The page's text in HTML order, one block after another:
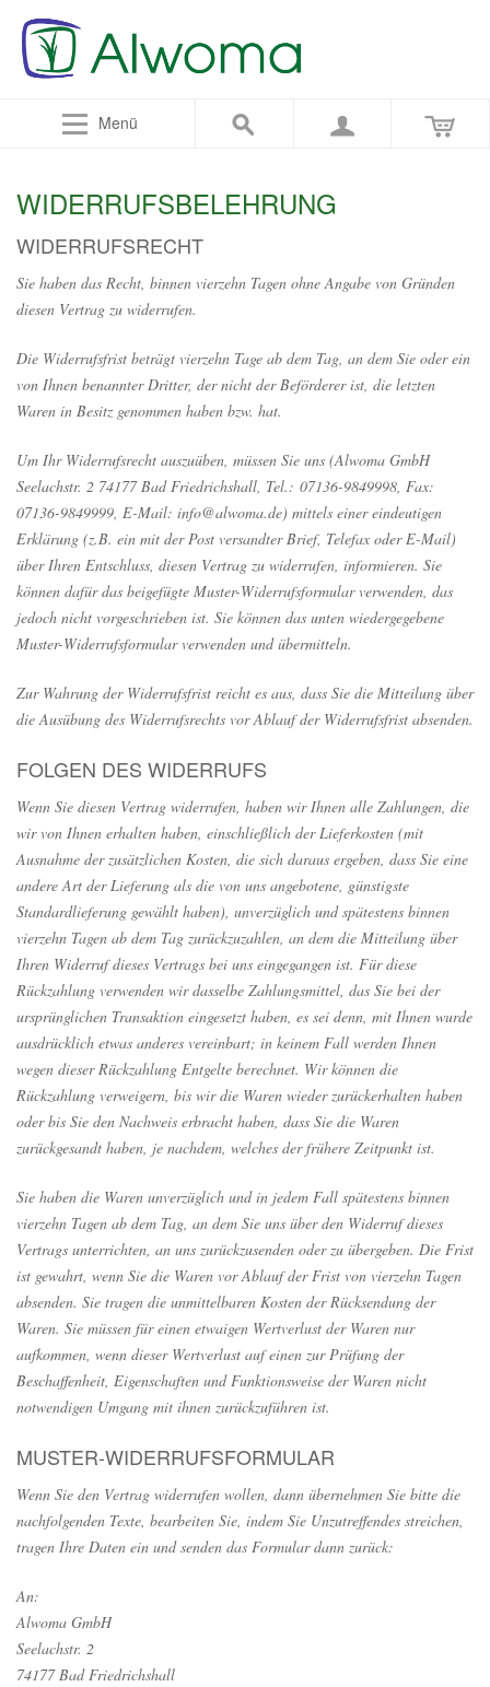
Menü
WIDERRUFSBELEHRUNG
WIDERRUFSRECHT
Sie haben das Recht, binnen vierzehn Tagen ohne Angabe von Gründen
diesen Vertrag zu widerrufen.
Die Widerrufsfrist beträgt vierzehn Tage ab dem Tag, an dem Sie oder ein
von Ihnen benannter Dritter, der nicht der Beförderer ist, die letzten
Waren in Besitz genommen haben bzw. hat.
Um Ihr Widerrufsrecht auszuüben, müssen Sie uns (Alwoma GmbH
Seelachstr. 2 74177 Bad Friedrichshall, Tel.: 07136-9849998, Fax:
07136-9849999, E-Mail: info@alwoma.de) mittels einer eindeutigen
Erklärung (z.B. ein mit der Post versandter Brief, Telefax oder E-Mail)
über Ihren Entschluss, diesen Vertrag zu widerrufen, informieren. Sie
können dafür das beigefügte Muster-Widerrufsformular verwenden, das
jedoch nicht vorgeschrieben ist. Sie können das unten wiedergegebene
Muster-Widerrufsformular verwenden und übermitteln.
Zur Wahrung der Widerrufsfrist reicht es aus, dass Sie die Mitteilung über
die Ausübung des Widerrufsrechts vor Ablauf der Widerrufsfrist absenden.
FOLGEN DES WIDERRUFS
Wenn Sie diesen Vertrag widerrufen, haben wir Ihnen alle Zahlungen, die
wir von Ihnen erhalten haben, einschließlich der Lieferkosten (mit
Ausnahme der zusätzlichen Kosten, die sich daraus ergeben, dass Sie eine
andere Art der Lieferung als die von uns angebotene, günstigste
Standardlieferung gewählt haben), unverzüglich und spätestens binnen
vierzehn Tagen ab dem Tag zurückzuzahlen, an dem die Mitteilung über
Ihren Widerruf dieses Vertrags bei uns eingegangen ist. Für diese
Rückzahlung verwenden wir dasselbe Zahlungsmittel, das Sie bei der
ursprünglichen Transaktion eingesetzt haben, es sei denn, mit Ihnen wurde
ausdrücklich etwas anderes vereinbart; in keinem Fall werden Ihnen
wegen dieser Rückzahlung Entgelte berechnet. Wir können die
Rückzahlung verweigern, bis wir die Waren wieder zurückerhalten haben
oder bis Sie den Nachweis erbracht haben, dass Sie die Waren
zurückgesandt haben, je nachdem, welches der frühere Zeitpunkt ist.
Sie haben die Waren unverzüglich und in jedem Fall spätestens binnen
vierzehn Tagen ab dem Tag, an dem Sie uns über den Widerruf dieses
Vertrags unterrichten, an uns zurückzusenden oder zu übergeben. Die Frist
ist gewahrt, wenn Sie die Waren vor Ablauf der Frist von vierzehn Tagen
absenden. Sie tragen die unmittelbaren Kosten der Rücksendung der
Waren. Sie müssen für einen etwaigen Wertverlust der Waren nur
aufkommen, wenn dieser Wertverlust auf einen zur Prüfung der
Beschaffenheit, Eigenschaften und Funktionsweise der Waren nicht
notwendigen Umgang mit ihnen zurückzuführen ist.
MUSTER-WIDERRUFSFORMULAR
Wenn Sie den Vertrag widerrufen wollen, dann übernehmen Sie bitte die
nachfolgenden Texte, bearbeiten Sie, indem Sie Unzutreffendes streichen,
tragen Ihre Daten ein und senden das Formular dann zurück:
An:
Alwoma GmbH
Seelachstr. 2
74177 Bad Friedrichshall